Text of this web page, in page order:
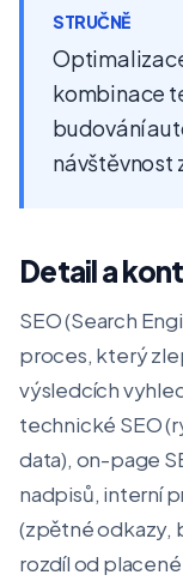
STRUČNĚ
kombinace
budování
návštěvnost
Detail a
SEO (Search
proces, který
výsledcích
technické SEO
data), on-page
nadpisů, interní
(zpětné odkazy,
rozdíl od